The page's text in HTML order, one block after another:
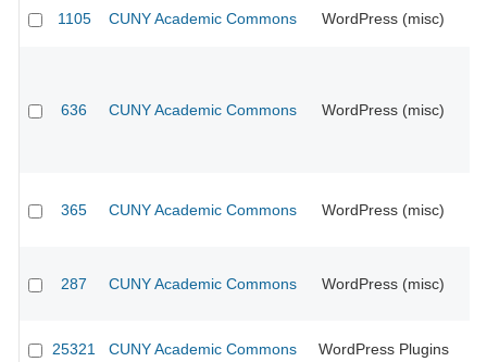
1105 CUNY Academic Commons WordPress (misc)
636 CUNY Academic Commons WordPress (misc)
365 CUNY Academic Commons WordPress (misc)
287 CUNY Academic Commons WordPress (misc)
25321 CUNY Academic Commons WordPress Plugins